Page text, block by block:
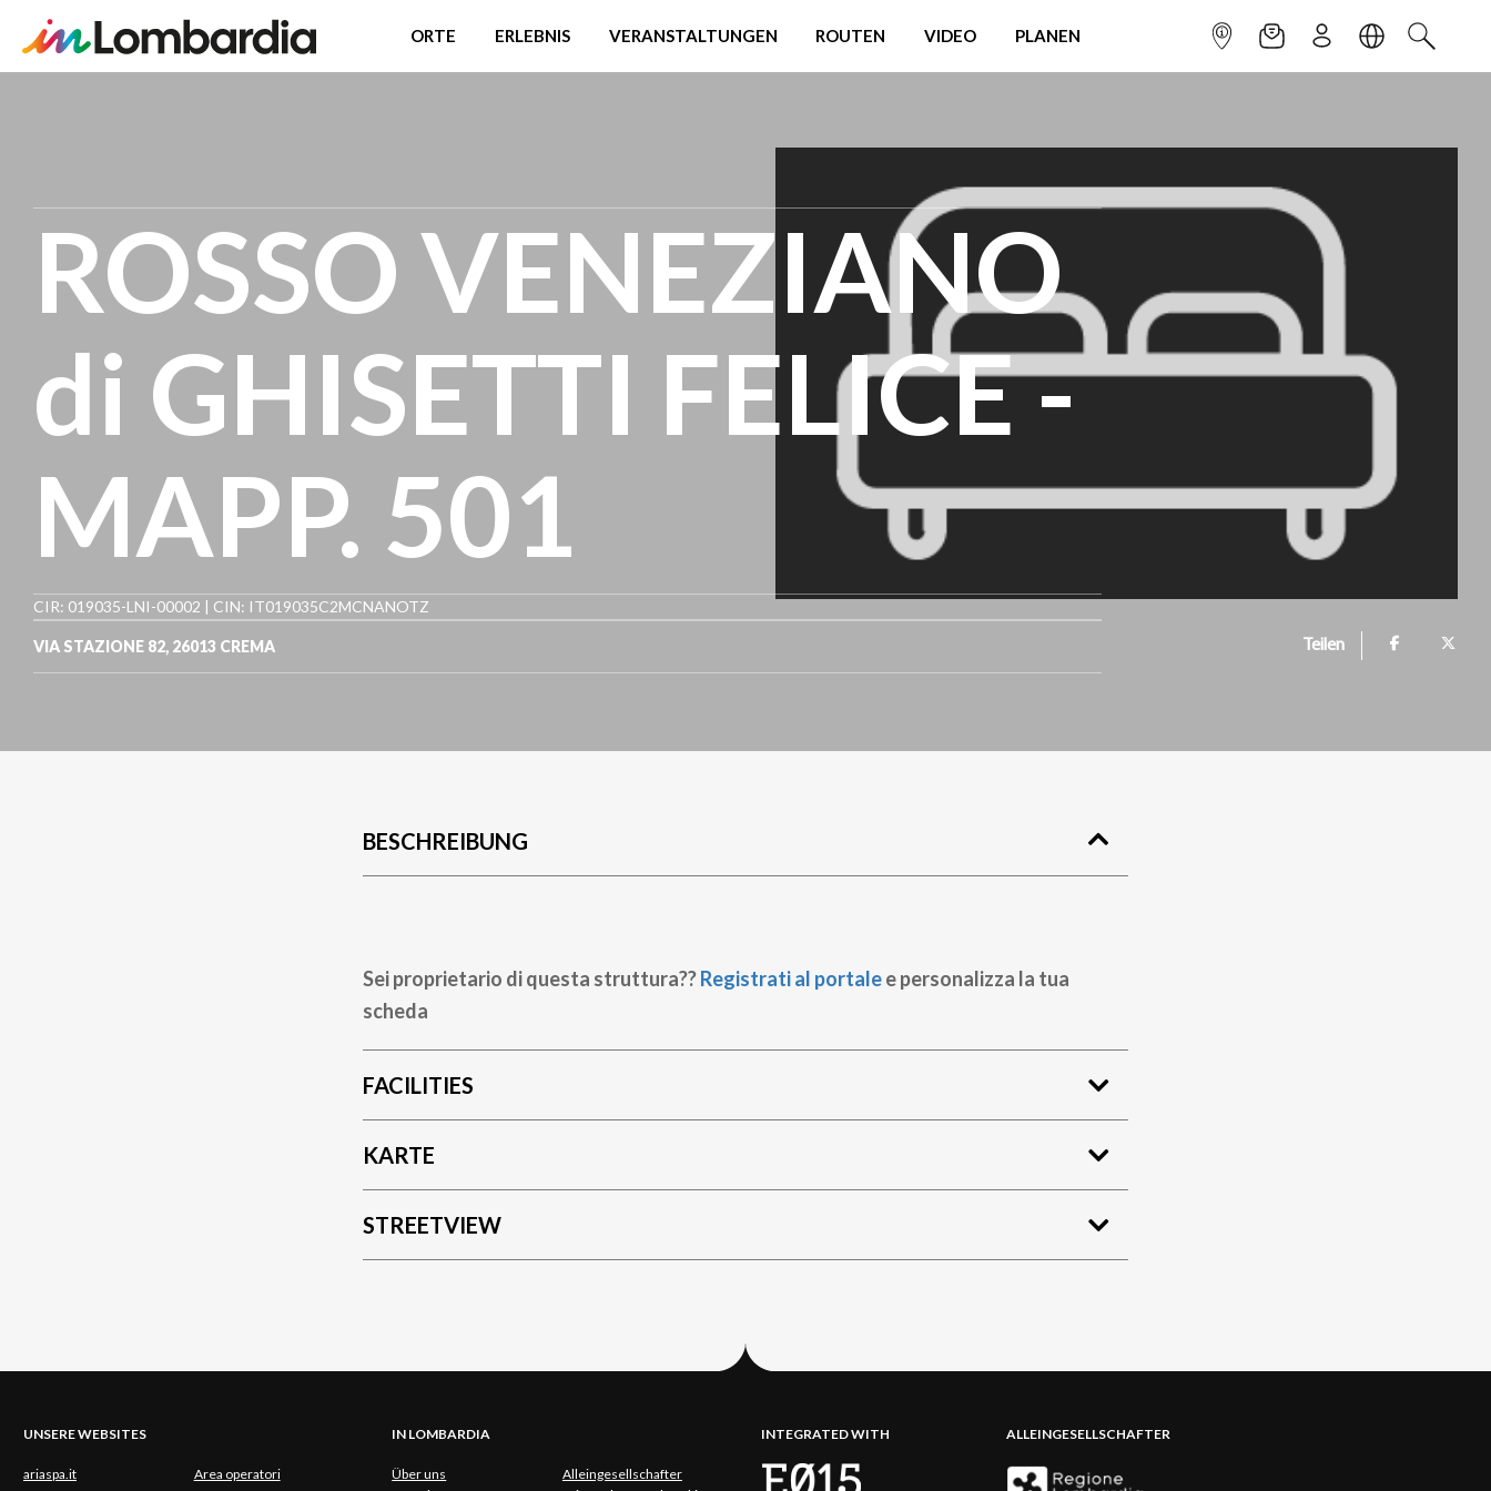
ORTE ERLEBNIS VERANSTALTUNGEN ROUTEN VIDEO PLANEN INFOPUNKTNEWSLETTER
ANMELDENSPRACHESUCHEN
ROSSO VENEZIANO
di GHISETTI FELICE -
MAPP. 501
CIR: 019035-LNI-00002 | CIN: IT019035C2MCNANOTZ
VIA STAZIONE 82, 26013 CREMA Teilen
BESCHREIBUNG
Sei proprietario di questa struttura??Registrati al portalee personalizza la tua
scheda
FACILITIES
KARTE
STREETVIEW
UNSERE WEBSITES
ariaspa.it Area operatori
IN LOMBARDIA
Über uns
Alleingesellschafter
INTEGRATED WITH ALLEINGESELLSCHAFTER